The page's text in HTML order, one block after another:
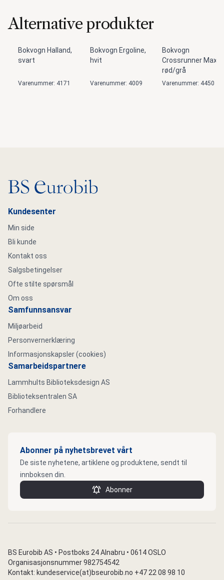
Alternative produkter
Bokvogn Halland,
svart
Varenummer: 4171
Bokvogn Ergoline,
hvit
Varenummer: 4009
Bokvogn
Crossrunner Maxi,
rød/grå
Varenummer: 4450
Gå til hovedsiden
Kundesenter
Min side
Bli kunde
Kontakt oss
Salgsbetingelser
Ofte stilte spørsmål
Om oss
Samfunnsansvar
Miljøarbeid
Personvernerklæring
Informasjonskapsler (cookies)
Samarbeidspartnere
Lammhults Biblioteksdesign AS
Biblioteksentralen SA
Forhandlere
Abonner på nyhetsbrevet vårt
De siste nyhetene, artiklene og produktene, sendt til
innboksen din.
Abonner
BS Eurobib AS • Postboks 24 Alnabru • 0614 OSLO
Organisasjonsnummer 982754542
Kontakt: kundeservice(at)bseurobib.no +47 22 08 98 10